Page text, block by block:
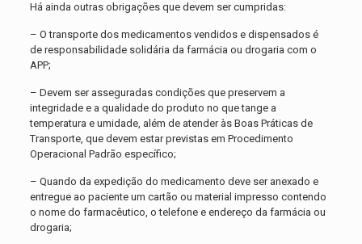
Há ainda outras obrigações que devem ser cumpridas:
– O transporte dos medicamentos vendidos e dispensados é
de responsabilidade solidária da farmácia ou drogaria com o
APP;
– Devem ser asseguradas condições que preservem a
integridade e a qualidade do produto no que tange a
temperatura e umidade, além de atender às Boas Práticas de
Transporte, que devem estar previstas em Procedimento
Operacional Padrão específico;
– Quando da expedição do medicamento deve ser anexado e
entregue ao paciente um cartão ou material impresso contendo
o nome do farmacêutico, o telefone e endereço da farmácia ou
drogaria;